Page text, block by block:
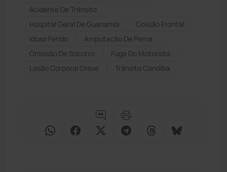
Acidente De Trânsito
Hospital Geral De Guanambi
Colisão Frontal
Idoso Ferido
Amputação De Perna
Omissão De Socorro
Fuga Do Motorista
Lesão Corporal Grave
Trânsito Candiba